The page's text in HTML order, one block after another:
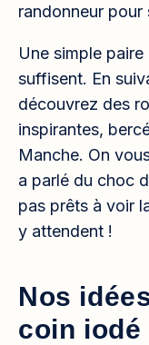
randonneur pour
Une simple
suffisent. En
découvrez des
inspirantes,
Manche. On
a parlé du choc
pas prêts à voir
y attendent !
Nos
coin iodé